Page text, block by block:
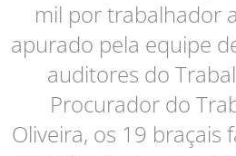
mil por trabalhador
apurado pela equipe
auditores do
Procurador do
Oliveira, os 19 braçais